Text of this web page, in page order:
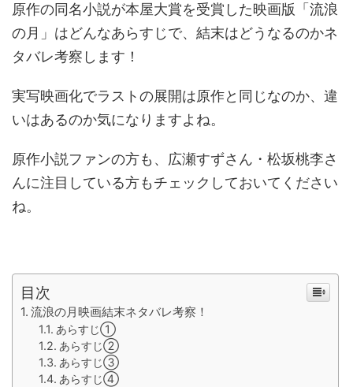
原作の同名小説が本屋大賞を受賞した映画版「流浪
の月」はどんなあらすじで、結末はどうなるのかネ
タバレ考察します！
実写映画化でラストの展開は原作と同じなのか、違
いはあるのか気になりますよね。
原作小説ファンの方も、広瀬すずさん・松坂桃李さ
んに注目している方もチェックしておいてください
ね。
目次
流浪の月映画結末ネタバレ考察！
あらすじ①
あらすじ②
あらすじ③
あらすじ④